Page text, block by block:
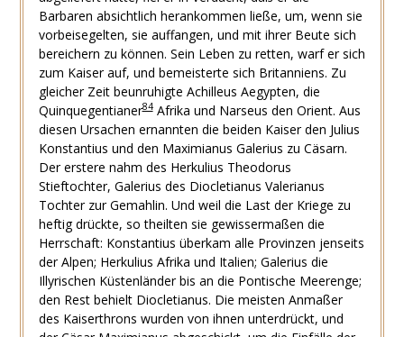
Barbaren absichtlich herankommen ließe, um, wenn sie
vorbeisegelten, sie auffangen, und mit ihrer Beute sich
bereichern zu können. Sein Leben zu retten, warf er sich
zum Kaiser auf, und bemeisterte sich Britanniens. Zu
gleicher Zeit beunruhigte Achilleus Aegypten, die
Quinquegentianer84Afrika und Narseus den Orient. Aus
diesen Ursachen ernannten die beiden Kaiser den Julius
Konstantius und den Maximianus Galerius zu Cäsarn.
Der erstere nahm des Herkulius Theodorus
Stieftochter, Galerius des Diocletianus Valerianus
Tochter zur Gemahlin. Und weil die Last der Kriege zu
heftig drückte, so theilten sie gewissermaßen die
Herrschaft: Konstantius überkam alle Provinzen jenseits
der Alpen; Herkulius Afrika und Italien; Galerius die
Illyrischen Küstenländer bis an die Pontische Meerenge;
den Rest behielt Diocletianus. Die meisten Anmaßer
des Kaiserthrons wurden von ihnen unterdrückt, und